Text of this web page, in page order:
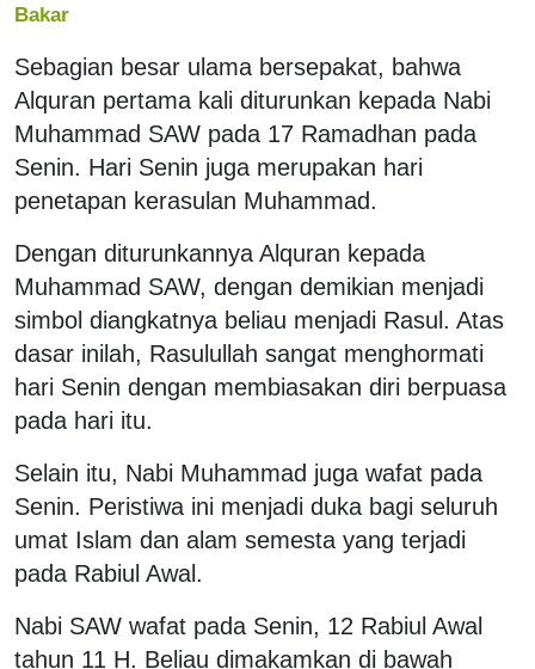
Bakar
Sebagian besar ulama bersepakat, bahwa
Alquran pertama kali diturunkan kepada Nabi
Muhammad SAW pada 17 Ramadhan pada
Senin. Hari Senin juga merupakan hari
penetapan kerasulan Muhammad.
Dengan diturunkannya Alquran kepada
Muhammad SAW, dengan demikian menjadi
simbol diangkatnya beliau menjadi Rasul. Atas
dasar inilah, Rasulullah sangat menghormati
hari Senin dengan membiasakan diri berpuasa
pada hari itu.
Selain itu, Nabi Muhammad juga wafat pada
Senin. Peristiwa ini menjadi duka bagi seluruh
umat Islam dan alam semesta yang terjadi
pada Rabiul Awal.
Nabi SAW wafat pada Senin, 12 Rabiul Awal
tahun 11 H. Beliau dimakamkan di bawah